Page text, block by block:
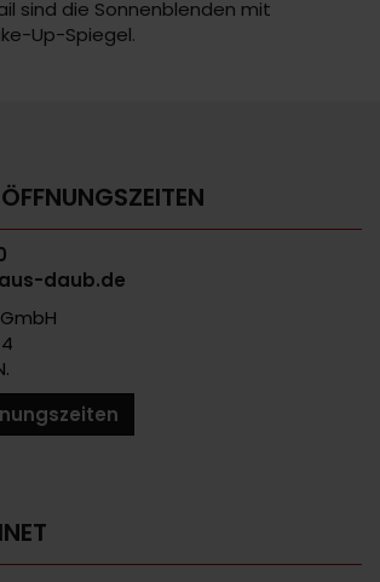
sind die Sonnenblenden mit
Up-Spiegel.
daub.de